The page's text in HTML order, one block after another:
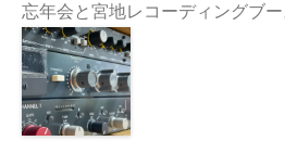
忘年会と宮地レコーディングブ